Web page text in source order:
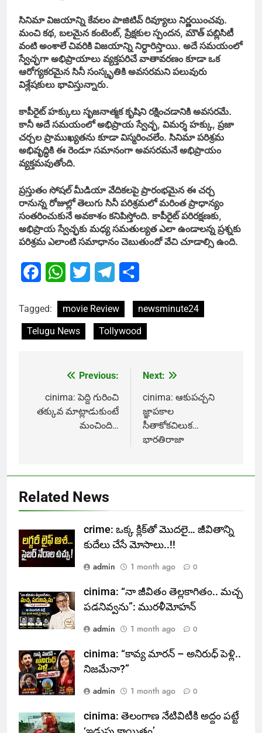
సినిమా విజయాన్ని కేవలం పాజిటివ్ రివ్యూలు నిర్ణయించవు.
మంచి కథ, బలమైన కంటెంట్, ప్రేక్షకుల స్పందన, మౌత్ పబ్లిసిటీ
వంటి అంశాలే చివరికి విజయాన్ని నిర్ధారిస్తాయి. అదే సమయంలో
స్వేచ్ఛగా అభిప్రాయాలు వ్యక్తపరిచే వాతావరణం కూడా ఒక
ఆరోగ్యకరమైన సినీ సంస్కృతికి అవసరమని పలువురు
విశ్లేషకులు భావిస్తున్నారు.
కాపీరైట్ హక్కులు సృజనాత్మక కృషిని రక్షించడానికి అవసరమే.
కానీ అదే సమయంలో అభిప్రాయ స్వేచ్ఛ, విమర్శ హక్కు, ప్రజా
చర్చల ప్రాముఖ్యతను కూడా విస్మరించలేం. సినిమా పరిశ్రమ
అభివృద్ధికి ఈ రెండూ సమానంగా అవసరమనే అభిప్రాయం
వ్యక్తమవుతోంది.
ప్రస్తుతం సోషల్ మీడియా వేదికలపై ప్రారంభమైన ఈ చర్చ
రానున్న రోజుల్లో తెలుగు సినీ పరిశ్రమలో మరింత ప్రాధాన్యం
సంతరించుకునే అవకాశం కనిపిస్తోంది. కాపీరైట్ పరిరక్షణకు,
అభిప్రాయ స్వేచ్ఛకు మధ్య సమతుల్యత ఎలా ఉండాలన్న ప్రశ్నకు
పరిశ్రమ ఎలాంటి సమాధానం చెబుతుందో వేచి చూడాల్సి ఉంది.
FacebookWhatsApp
Twitter Telegram
Tagged: movie Review
newsminute24
Telugu News
Tollywood
navigation
Previous:
cinima: పెద్ది గురించి
తక్కువ మాట్లాడుకుంటే
మంచింది…
Next:
cinima: ఆకుపచ్చని
జ్ఞాపకాల
సీతాకోకచిలుక…
భారతిరాజా
Related News
crime: ఒక్క క్లిక్‌తో మొదలై… జీవితాన్ని
కుదేలు చేసే మోసాలు..!!
admin
1 month ago 0
cinima: “నా జీవితం తెల్లకాగితం.. మచ్చ
పడనివ్వను”: మురళీమోహన్
admin
1 month ago 0
cinima: “కావ్య మారన్ – అనిరుధ్ పెళ్లి..
నిజమేనా?”
admin
1 month ago 0
cinima: తెలంగాణ నేటివిటీకి అద్దం పట్టే